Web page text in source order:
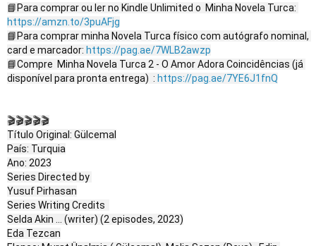
https://amzn.to/3puAFjg
📘Para comprar minha Novela Turca físico com autógrafo nominal,
card e marcador: https://pag.ae/7WLB2awzp
📘Compre  Minha Novela Turca 2 - O Amor Adora Coincidências (já
disponível para pronta entrega)  : https://pag.ae/7YE6J1fnQ
🎬🎬🎬🎬🎬
Título Original: Gülcemal
País: Turquia
Ano: 2023
Series Directed by
Yusuf Pirhasan
Series Writing Credits
Selda Akin ... (writer) (2 episodes, 2023)
Eda Tezcan